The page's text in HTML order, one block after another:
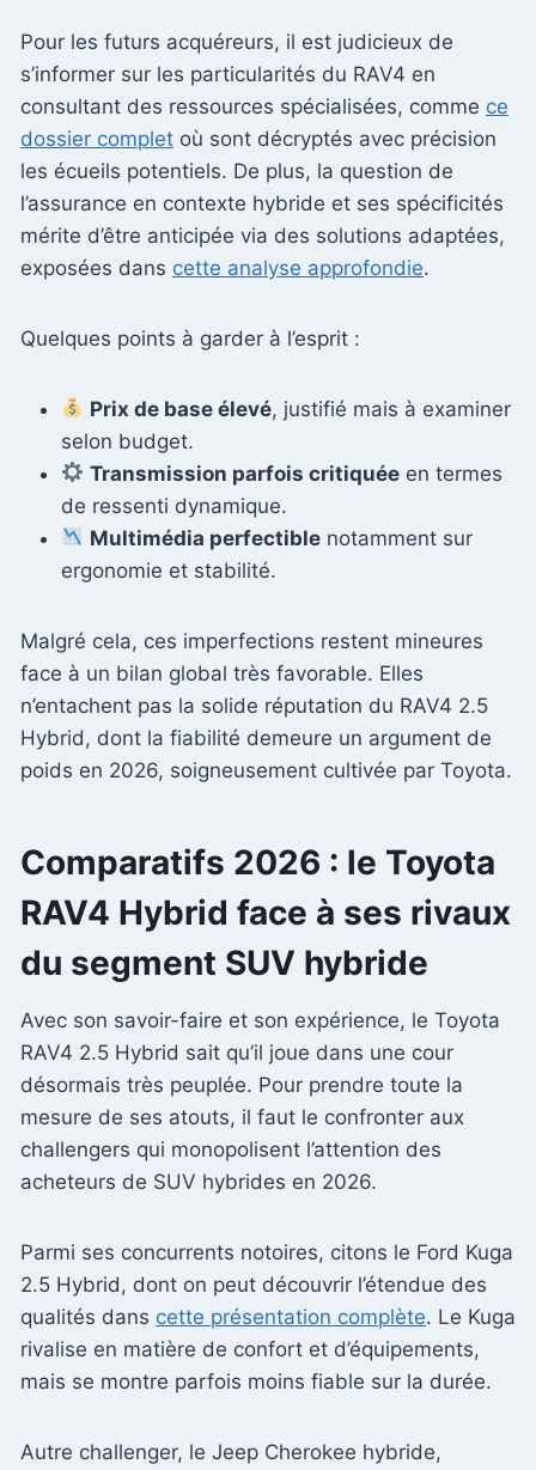
Pour les futurs acquéreurs, il est judicieux de
s’informer sur les particularités du RAV4 en
consultant des ressources spécialisées, comme ce
dossier complet où sont décryptés avec précision
les écueils potentiels. De plus, la question de
l’assurance en contexte hybride et ses spécificités
mérite d’être anticipée via des solutions adaptées,
exposées dans cette analyse approfondie.
Quelques points à garder à l’esprit :
Prix de base élevé, justifié mais à examiner
selon budget.
Transmission parfois critiquée en termes
de ressenti dynamique.
Multimédia perfectible notamment sur
ergonomie et stabilité.
Malgré cela, ces imperfections restent mineures
face à un bilan global très favorable. Elles
n’entachent pas la solide réputation du RAV4 2.5
Hybrid, dont la fiabilité demeure un argument de
poids en 2026, soigneusement cultivée par Toyota.
Comparatifs 2026 : le Toyota
RAV4 Hybrid face à ses rivaux
du segment SUV hybride
Avec son savoir-faire et son expérience, le Toyota
RAV4 2.5 Hybrid sait qu’il joue dans une cour
désormais très peuplée. Pour prendre toute la
mesure de ses atouts, il faut le confronter aux
challengers qui monopolisent l’attention des
acheteurs de SUV hybrides en 2026.
Parmi ses concurrents notoires, citons le Ford Kuga
2.5 Hybrid, dont on peut découvrir l’étendue des
qualités dans cette présentation complète. Le Kuga
rivalise en matière de confort et d’équipements,
mais se montre parfois moins fiable sur la durée.
Autre challenger, le Jeep Cherokee hybride,